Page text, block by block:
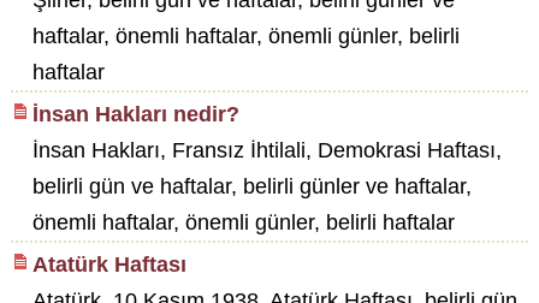
haftalar, önemli haftalar, önemli günler, belirli
haftalar
İnsan Hakları nedir?
İnsan Hakları, Fransız İhtilali, Demokrasi Haftası,
belirli gün ve haftalar, belirli günler ve haftalar,
önemli haftalar, önemli günler, belirli haftalar
Atatürk Haftası